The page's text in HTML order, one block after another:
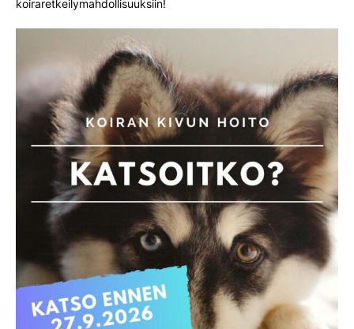
koiraretkeilymahdollisuuksiin!